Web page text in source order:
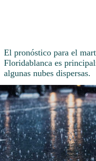
El pronóstico para el
Floridablanca es
algunas nubes dispersas.